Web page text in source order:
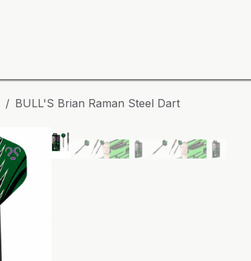
BULL'S Brian Raman Steel Dart